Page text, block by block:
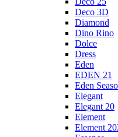
Deco 3D
Diamond
Dino Rino
Dolce
Dress
Eden
EDEN 21
Eden
Elegant
Elegant 20
Element
Element